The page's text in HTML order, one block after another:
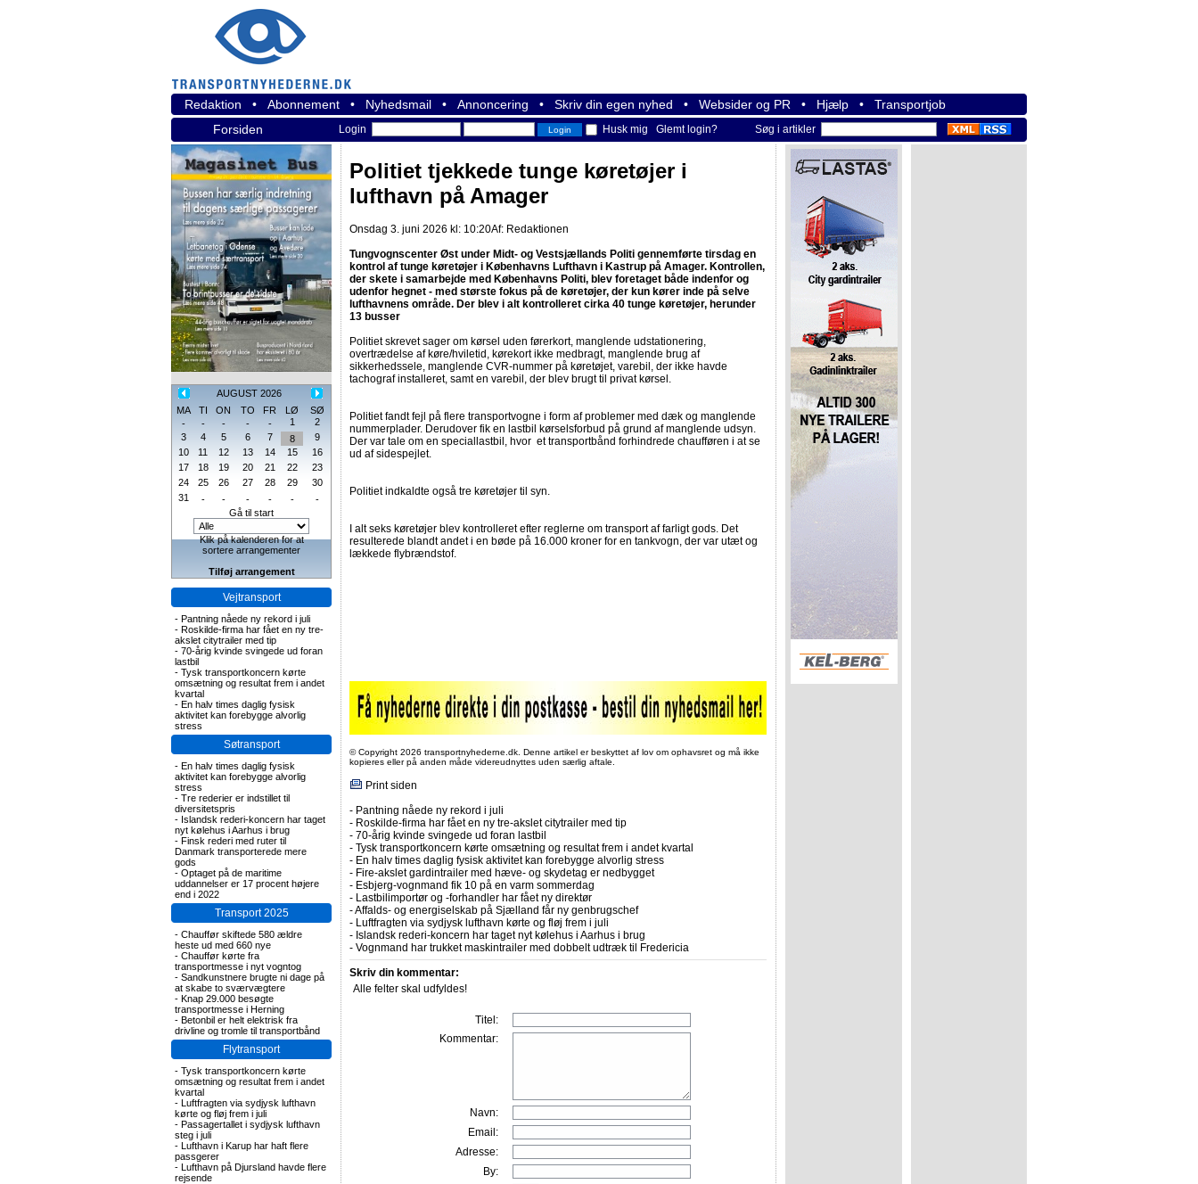
Redaktion • Abonnement • Nyhedsmail • Annoncering • Skriv din egen nyhed • Websider og PR • Hjælp • Transportjob
Forsiden
Login Husk mig Glemt login? Søg i artikler
AUGUST 2026
MA
TI ON TO FR LØ
SØ
-
- - - - 1
2
3
4 5 6 7 8
9
10
11 12 13 14 15
16
17
18 19 20 21 22
23
24
25 26 27 28 29
30
31
- - - - -
-
Gå til start
Klik på kalenderen for at
sortere arrangementer
Tilføj arrangement
Vejtransport
- Pantning nåede ny rekord i juli
- Roskilde-firma har fået en ny tre-
akslet citytrailer med tip
- 70-årig kvinde svingede ud foran
lastbil
- Tysk transportkoncern kørte
omsætning og resultat frem i andet
kvartal
- En halv times daglig fysisk
aktivitet kan forebygge alvorlig
stress
Søtransport
- En halv times daglig fysisk
aktivitet kan forebygge alvorlig
stress
- Tre rederier er indstillet til
diversitetspris
- Islandsk rederi-koncern har taget
nyt kølehus i Aarhus i brug
- Finsk rederi med ruter til
Danmark transporterede mere
gods
- Optaget på de maritime
uddannelser er 17 procent højere
end i 2022
Transport 2025
- Chauffør skiftede 580 ældre
heste ud med 660 nye
- Chauffør kørte fra
transportmesse i nyt vogntog
- Sandkunstnere brugte ni dage på
at skabe to sværvægtere
- Knap 29.000 besøgte
transportmesse i Herning
- Betonbil er helt elektrisk fra
drivline og tromle til transportbånd
Flytransport
- Tysk transportkoncern kørte
omsætning og resultat frem i andet
kvartal
- Luftfragten via sydjysk lufthavn
kørte og fløj frem i juli
- Passagertallet i sydjysk lufthavn
steg i juli
- Lufthavn i Karup har haft flere
passgerer
- Lufthavn på Djursland havde flere
rejsende
Politiet tjekkede tunge køretøjer i
lufthavn på Amager
Onsdag 3. juni 2026 kl: 10:20Af: Redaktionen
Tungvognscenter Øst under Midt- og Vestsjællands Politi gennemførte tirsdag en
kontrol af tunge køretøjer i Københavns Lufthavn i Kastrup på Amager. Kontrollen,
der skete i samarbejde med Københavns Politi, blev foretaget både indenfor og
udenfor hegnet - med største fokus på de køretøjer, der kun kører inde på selve
lufthavnens område. Der blev i alt kontrolleret cirka 40 tunge køretøjer, herunder
13 busser
Politiet skrevet sager om kørsel uden førerkort, manglende udstationering,
overtrædelse af køre/hviletid, kørekort ikke medbragt, manglende brug af
sikkerhedssele, manglende CVR-nummer på køretøjet, varebil, der ikke havde
tachograf installeret, samt en varebil, der blev brugt til privat kørsel.
Politiet fandt fejl på flere transportvogne i form af problemer med dæk og manglende
nummerplader. Derudover fik en lastbil kørselsforbud på grund af manglende udsyn.
Der var tale om en speciallastbil, hvor et transportbånd forhindrede chaufføren i at se
ud af sidespejlet.
Politiet indkaldte også tre køretøjer til syn.
I alt seks køretøjer blev kontrolleret efter reglerne om transport af farligt gods. Det
resulterede blandt andet i en bøde på 16.000 kroner for en tankvogn, der var utæt og
lækkede flybrændstof.
© Copyright 2026 transportnyhederne.dk. Denne artikel er beskyttet af lov om ophavsret og må ikke
kopieres eller på anden måde videreudnyttes uden særlig aftale.
Print siden
- Pantning nåede ny rekord i juli
- Roskilde-firma har fået en ny tre-akslet citytrailer med tip
- 70-årig kvinde svingede ud foran lastbil
- Tysk transportkoncern kørte omsætning og resultat frem i andet kvartal
- En halv times daglig fysisk aktivitet kan forebygge alvorlig stress
- Fire-akslet gardintrailer med hæve- og skydetag er nedbygget
- Esbjerg-vognmand fik 10 på en varm sommerdag
- Lastbilimportør og -forhandler har fået ny direktør
-Affalds- og energiselskab på Sjælland får ny genbrugschef
- Luftfragten via sydjysk lufthavn kørte og fløj frem i juli
- Islandsk rederi-koncern har taget nyt kølehus i Aarhus i brug
- Vognmand har trukket maskintrailer med dobbelt udtræk til Fredericia
Skriv din kommentar:
Alle felter skal udfyldes!
Titel:
Kommentar:
Navn:
Email:
Adresse:
By: